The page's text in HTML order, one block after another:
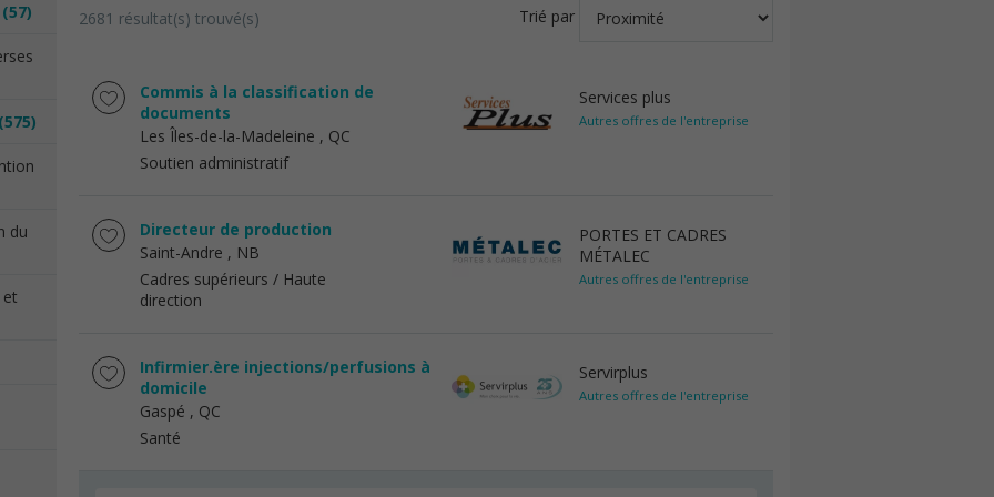
(57)
du
2681 résultat(s) trouvé(s) Trié par
Commis à la classification de
documents
Les Îles-de-la-Madeleine , QC
Soutien administratif
Services plus
Autres offres de l'entreprise
Directeur de production
Saint-Andre , NB
Cadres supérieurs / Haute
direction
PORTES ET CADRES
MÉTALEC
Autres offres de l'entreprise
Infirmier.ère injections/perfusions à
domicile
Gaspé , QC
Santé
Servirplus
Autres offres de l'entreprise